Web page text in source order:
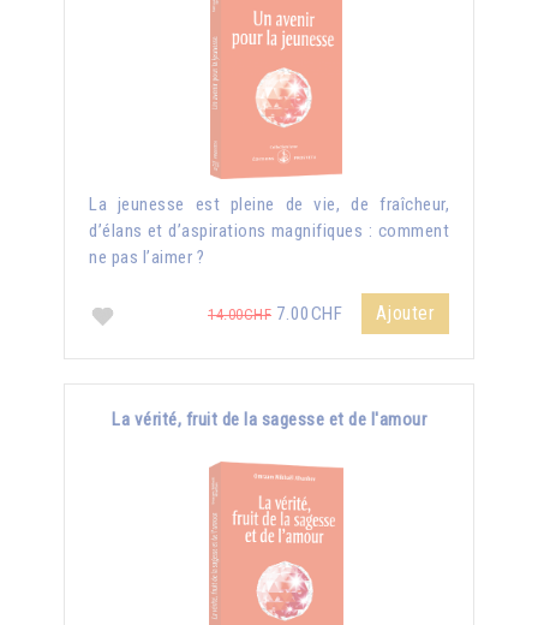
La jeunesse est pleine de vie, de fraîcheur,
d’élans et d’aspirations magnifiques : comment
ne pas l’aimer ?
14.00CHF 7.00CHF Ajouter
La vérité, fruit de la sagesse et de l'amour